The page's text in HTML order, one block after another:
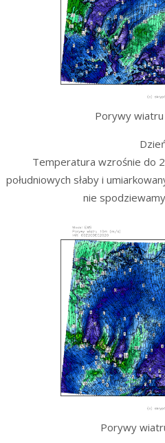
Porywy
Temperatura wzrośnie do
południowych słaby i
nie
Porywy